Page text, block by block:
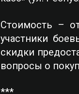
Стоимость –
участники
скидки
вопросы о